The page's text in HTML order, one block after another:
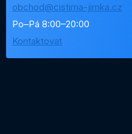
obchod@cistirna-jimka.cz
Po–Pá 8:00–20:00
Kontaktovat